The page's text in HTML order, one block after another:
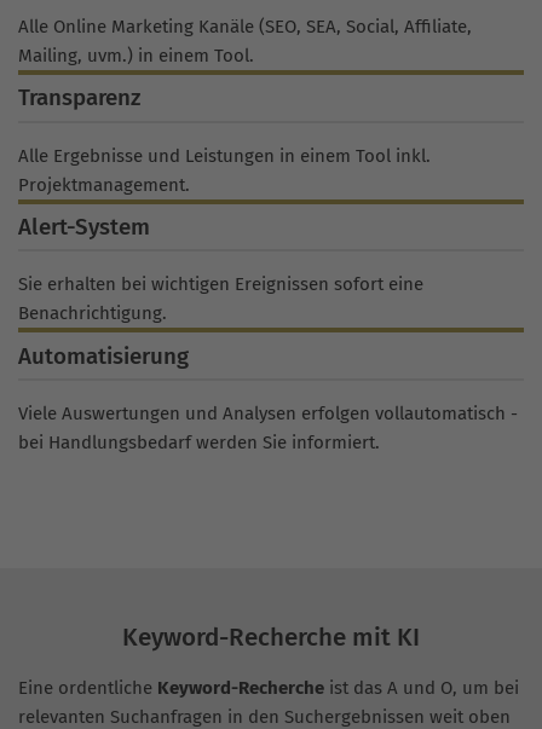
Alle Online Marketing Kanäle (SEO, SEA, Social, Affiliate,
Mailing, uvm.) in einem Tool.
Transparenz
Alle Ergebnisse und Leistungen in einem Tool inkl.
Projektmanagement.
Alert-System
Sie erhalten bei wichtigen Ereignissen sofort eine
Benachrichtigung.
Automatisierung
Viele Auswertungen und Analysen erfolgen vollautomatisch -
bei Handlungsbedarf werden Sie informiert.
Keyword-Recherche mit KI
Eine ordentliche Keyword-Recherche ist das A und O, um bei
relevanten Suchanfragen in den Suchergebnissen weit oben